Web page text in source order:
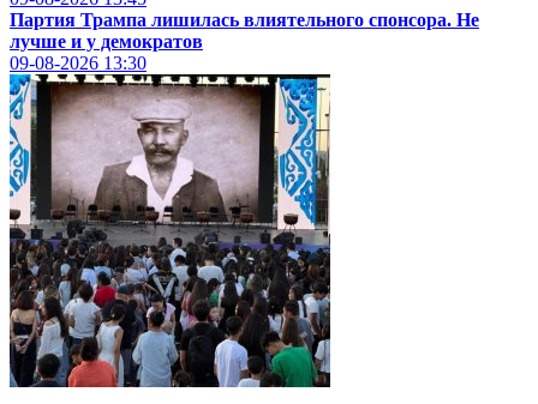
Партия Трампа лишилась влиятельного спонсора. Не
лучше и у демократов
09-08-2026 13:30